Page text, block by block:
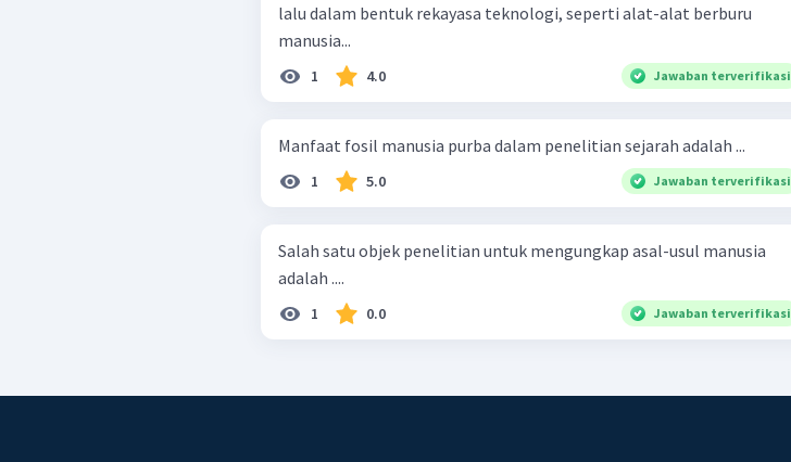
lalu dalam bentuk rekayasa teknologi, seperti alat-alat berburu
manusia...
1 4.0 Jawaban terverifikasi
Manfaat fosil manusia purba dalam penelitian sejarah adalah ...
1 5.0 Jawaban terverifikasi
Salah satu objek penelitian untuk mengungkap asal-usul manusia
adalah ....
1 0.0 Jawaban terverifikasi